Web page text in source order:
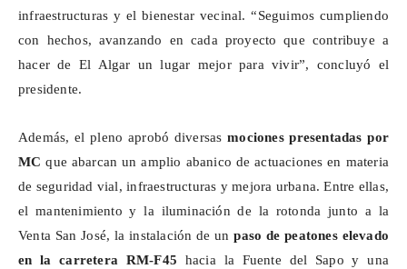
infraestructuras y el bienestar vecinal. “Seguimos cumpliendo
con hechos, avanzando en cada proyecto que contribuye a
hacer de El Algar un lugar mejor para vivir”, concluyó el
presidente.
Además, el pleno aprobó diversasmociones presentadas por
MC que abarcan un amplio abanico de actuaciones en materia
de seguridad vial, infraestructuras y mejora urbana. Entre ellas,
el mantenimiento y la iluminación de la rotonda junto a la
Venta San José, la instalación de unpaso de peatones elevado
en la carretera RM-F45 hacia la Fuente del Sapo y una